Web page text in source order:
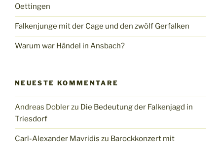
Oettingen
Falkenjunge mit der Cage und den zwölf Gerfalken
Warum war Händel in Ansbach?
NEUESTE KOMMENTARE
Andreas Doblerzu Die Bedeutung der Falkenjagd in
Triesdorf
Carl-Alexander Mavridis zu Barockkonzert mit